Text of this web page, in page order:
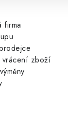
firma
zboží